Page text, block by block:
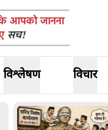
विश्लेषण विचार